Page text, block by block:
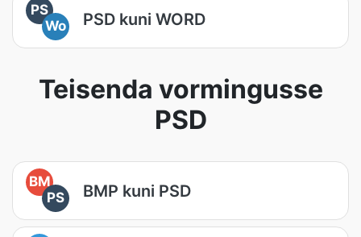
PS
Wo
PSD kuni WORD
Teisenda vormingusse
PSD
BM
PS
BMP kuni PSD